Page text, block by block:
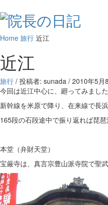
Home 旅行 近江
近江
旅行 / 投稿者: sunada / 2010年5月
今回は近江中心に、廻ってみました
新幹線を米原で降り、在来線で長
165段の石段途中で振り返れば琵
本堂（弁財天堂）
宝厳寺は、真言宗豊山派寺院で聖